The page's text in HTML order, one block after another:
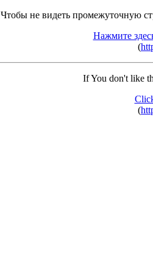
Чтобы не видеть промежуточную
Нажмите
(
If You don't like
(